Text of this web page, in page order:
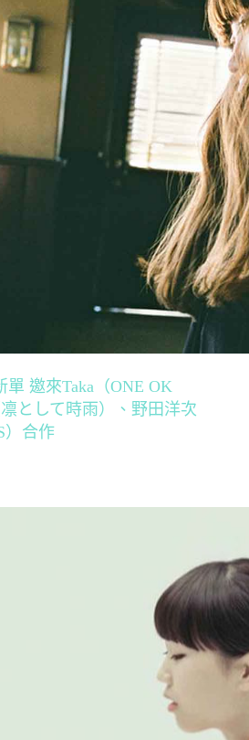
單 邀來Taka（ONE OK
として時雨）、野田洋次
）合作